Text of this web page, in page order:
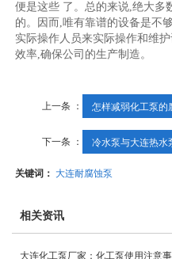
便是这些 了。总的来说,绝大多
的。因而,唯有靠谱的设备是不
实际操作人员来实际操作和维
效率,确保公司的生产制造。
上一条 ： 怎样减弱化工泵的
下一条 ： 冷水泵与大连热水
关键词： 大连耐腐蚀泵
相关资讯
大连化工泵厂家：化工泵使用注意